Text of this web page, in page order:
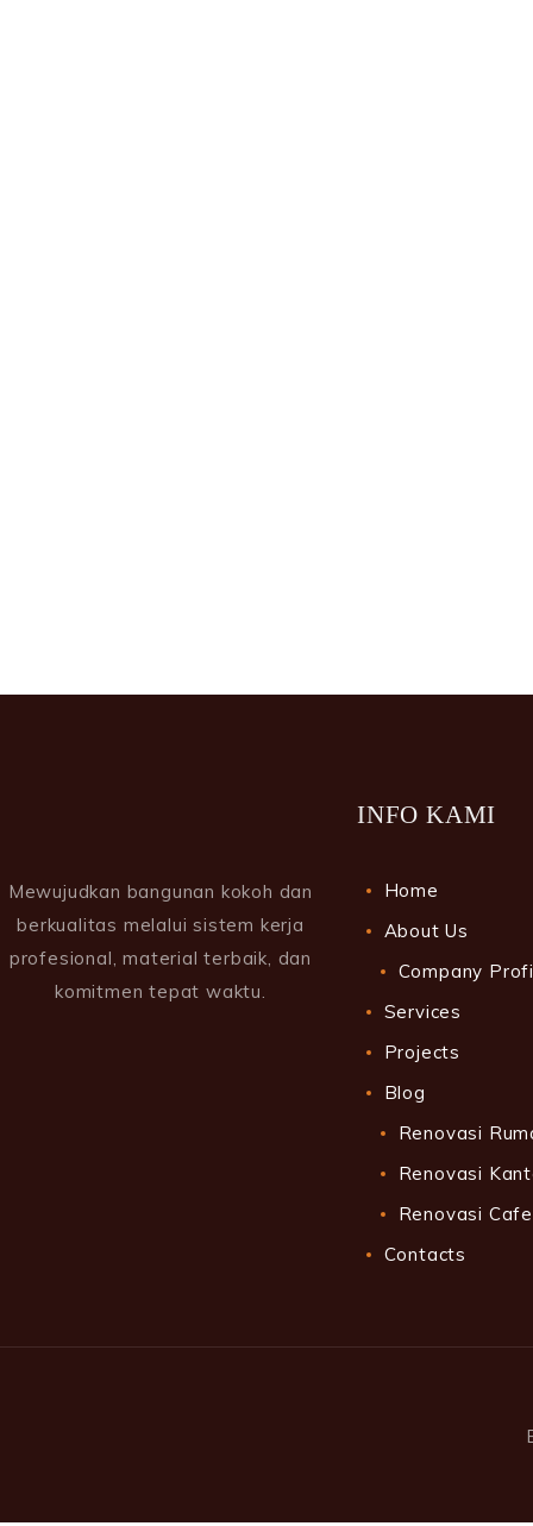
Mewujudkan bangunan kokoh dan
berkualitas melalui sistem kerja
profesional, material terbaik, dan
komitmen tepat waktu.
INFO KAMI
Home
About Us
Company
Services
Projects
Blog
Renovasi
Renovasi
Renovasi Cafe
Contacts